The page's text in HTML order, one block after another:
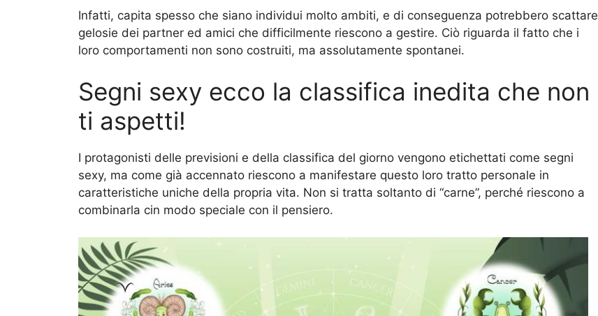
Infatti, capita spesso che siano individui molto ambiti, e di conseguenza potrebbero scattare
gelosie dei partner ed amici che difficilmente riescono a gestire. Ciò riguarda il fatto che i
loro comportamenti non sono costruiti, ma assolutamente spontanei.
Segni sexy ecco la classifica inedita che non
ti aspetti!
I protagonisti delle previsioni e della classifica del giorno vengono etichettati come segni
sexy, ma come già accennato riescono a manifestare questo loro tratto personale in
caratteristiche uniche della propria vita. Non si tratta soltanto di “carne”, perché riescono a
combinarla cin modo speciale con il pensiero.